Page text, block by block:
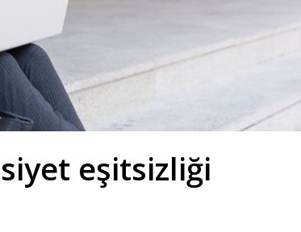
eşitsizliği